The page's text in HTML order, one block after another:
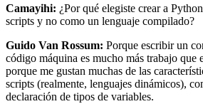
Camayihi: ¿Por qué elegiste crear a
scripts y no como un lenguaje compilado?
Guido Van Rossum: Porque escribir un
código máquina es mucho más trabajo que
porque me gustan muchas de las
scripts (realmente, lenguajes dinámicos),
declaración de tipos de variables.